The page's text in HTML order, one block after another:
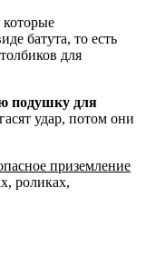
которые
батута, то есть
для
подушку для
удар, потом они
приземление
роликах,